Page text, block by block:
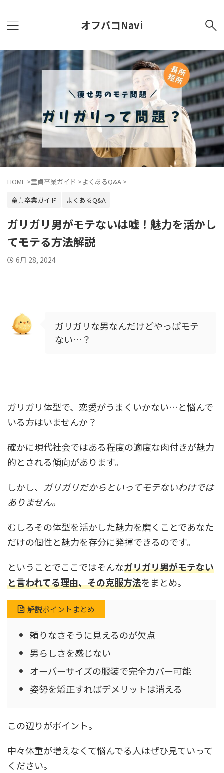
オフパコNavi
HOME >童貞卒業ガイド >よくあるQ&A >
童貞卒業ガイド
よくあるQ&A
ガリガリ男がモテないは嘘！魅力を活かし
てモテる方法解説
6月 28, 2024
ガリガリな男なんだけどやっぱモテ
ない…？
ガリガリ体型で、恋愛がうまくいかない…と悩んで
いる方はいませんか？
確かに現代社会ではある程度の適度な肉付きが魅力
的とされる傾向があります。
しかし、 ガリガリだからといってモテないわけでは
ありません。
むしろその体型を活かした魅力を磨くことであなた
だけの個性と魅力を存分に発揮できるのです。
ということでここではそんなガリガリ男がモテない
と言われてる理由、その克服方法をまとめ。
解説ポイントまとめ
頼りなさそうに見えるのが欠点
男らしさを感じない
オーバーサイズの服装で完全カバー可能
姿勢を矯正すればデメリットは消える
この辺りがポイント。
中々体重が増えなくて悩んでる人はぜひ見ていって
ください。